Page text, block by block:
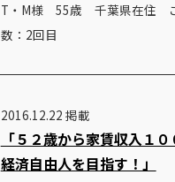
T・M様 55歳 千葉県在住
数：2回目
2016.12.22 掲載
「５２歳から家賃収入１０
経済自由人を目指す！」